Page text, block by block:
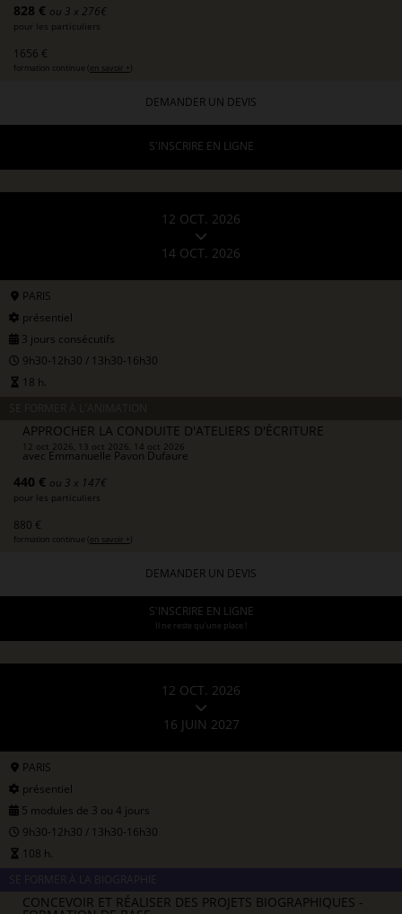
828 € ou 3 x 276€
pour les particuliers
1656 €
formation continue ( en savoir + )
DEMANDER UN DEVIS
S'INSCRIRE EN LIGNE
12 OCT. 2026
14 OCT. 2026
PARIS
présentiel
3 jours consécutifs
9h30-12h30 / 13h30-16h30
18 h.
APPROCHER LA CONDUITE D'ATELIERS D'ÉCRITURE
12 oct 2026, 13 oct 2026, 14 oct 2026
avec Emmanuelle Pavon Dufaure
440 € ou 3 x 147€
pour les particuliers
880 €
formation continue ( en savoir + )
DEMANDER UN DEVIS
S'INSCRIRE EN LIGNE
Il ne reste qu'une place !
12 OCT. 2026
16 JUIN 2027
PARIS
présentiel
5 modules de 3 ou 4 jours
9h30-12h30 / 13h30-16h30
108 h.
CONCEVOIR ET RÉALISER DES PROJETS BIOGRAPHIQUES -